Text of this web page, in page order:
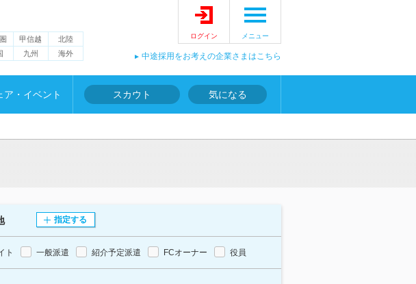
甲信越
北陸
九州 海外
ログイン メニュー
中途採用をお考えの企業さまはこちら
ア・イベント スカウト 気になる
指定する
ト 一般派遣 紹介予定派遣 FCオーナー 役員